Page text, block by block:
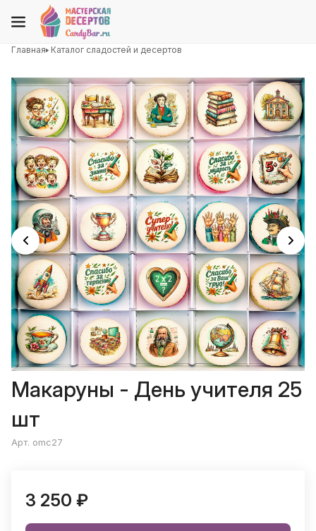
Главная Каталог сладостей и десертов
Макаруны - День учителя 25
шт
Арт. omc27
3 250 ₽